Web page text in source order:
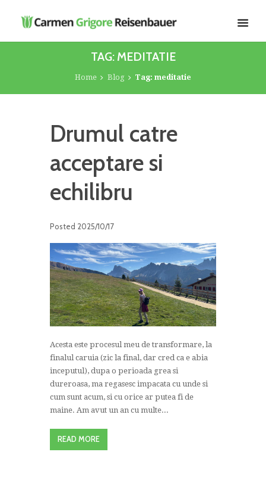
TAG: MEDITATIE
Home Blog Tag: meditatie
Drumul catre
acceptare si
echilibru
Posted 2025/10/17
Acesta este procesul meu de transformare, la
finalul caruia (zic la final, dar cred ca e abia
inceputul), dupa o perioada grea si
dureroasa, ma regasesc impacata cu unde si
cum sunt acum, si cu orice ar putea fi de
maine. Am avut un an cu multe...
READ MORE